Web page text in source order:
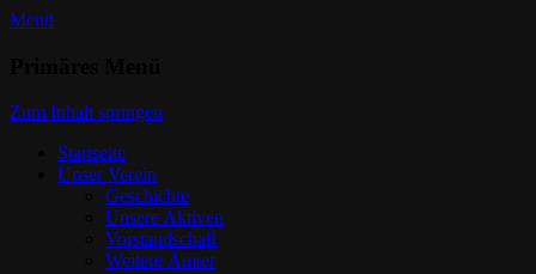
Menü
Zum Inhalt springen
Startseite
Unser Verein
Geschichte
Unsere Aktiven
Vorstandschaft
Weitere Ämter